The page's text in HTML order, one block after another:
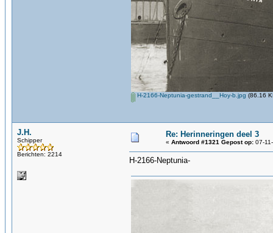
H-2166-Neptunia-gestrand__Hoy-b.jpg (86.16
J.H.
Schipper
Berichten: 2214
Re: Herinneringen deel 3
« Antwoord #1321 Gepost op: 07-
H-2166-Neptunia-